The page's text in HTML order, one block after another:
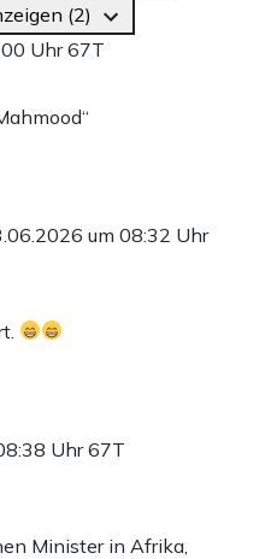
(2)
Uhr67T
um 08:32 Uhr
Uhr67T
Minister in Afrika,